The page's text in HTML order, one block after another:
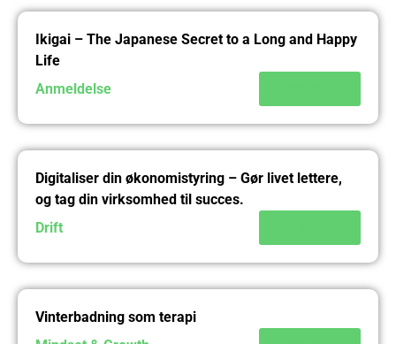
Ikigai – The Japanese Secret to a Long and Happy
Life
Anmeldelse
Digitaliser din økonomistyring – Gør livet lettere,
og tag din virksomhed til succes.
Drift
Vinterbadning som terapi